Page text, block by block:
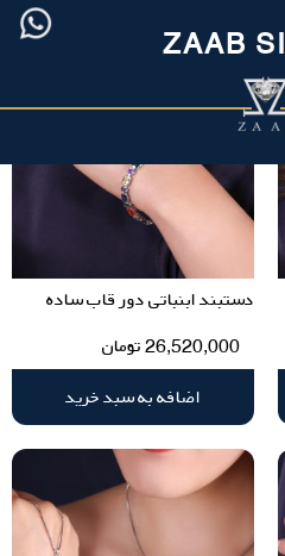
ZAAB
دستبند ابنباتی دور قاب ساده
26,520,000تومان
اضافه به سبد خرید